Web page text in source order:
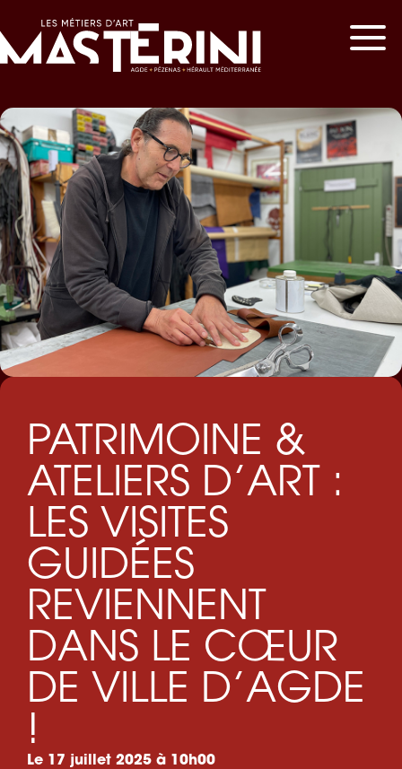
PATRIMOINE &
ATELIERS D’ART :
LES VISITES
GUIDÉES
REVIENNENT
DANS LE CŒUR
DE VILLE D’AGDE
!
Le 17 juillet 2025 à 10h00